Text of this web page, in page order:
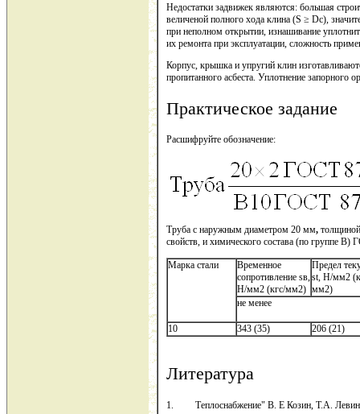
Недостатки задвижек являются: большая
величеной полного хода клина (S ≥ Dс),
при неполном открытии, изнашивание
их ремонта при эксплуатации, сложность
Корпус, крышка и упругий клин
пропитанного асбеста. Уплотнение запорного
Практическое задание
Расшифруйте обозначение:
Труба с наружным диаметром 20 мм,
свойств, и химического состава (по группе В)
Марка стали
Временное
сопротивление sв,
Н/мм2 (кгс/мм2)
Предел
st, Н/мм2
мм2)
не менее
10 343 (35) 206 (21)
Литература
1. Теплоснабжение" В. Е Козин, Т.А.